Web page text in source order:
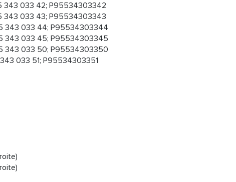
033 42; P95534303342
033 43; P95534303343
343 033 44; P95534303344
343 033 45; P95534303345
343 033 50; P95534303350
033 51; P95534303351